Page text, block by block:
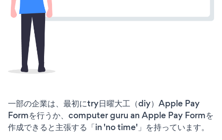
一部の企業は、最初にtry日曜大工（diy）Apple Pay
Formを行うか、computer guru an Apple Pay Formを
作成できると主張する「in 'no time'」を持っています。